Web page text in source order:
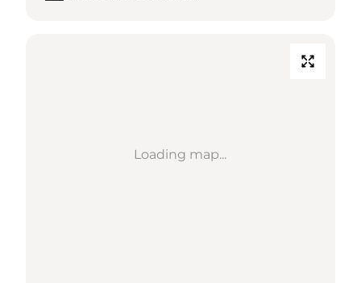
Loading map...